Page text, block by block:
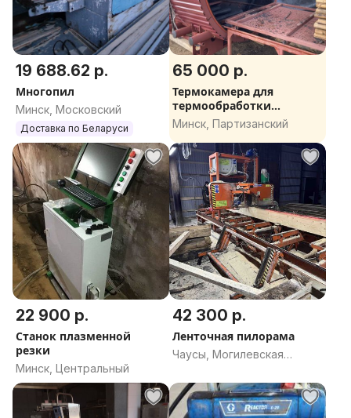
19 688.62 р.
Многопил
Минск, Московский
Доставка по Беларуси
65 000 р.
Термокамера для
термообработки
древесины НА
РАСПРОДАЖЕ
Минск, Партизанский
22 900 р.
Станок плазменной
резки
Минск, Центральный
42 300 р.
Ленточная пилорама
Чаусы, Могилевская